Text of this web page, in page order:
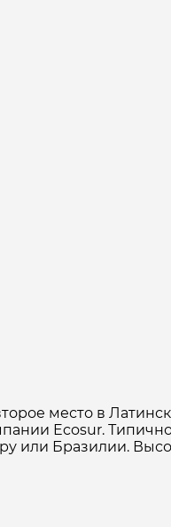
место в
Ecosur.
или Бразилии.